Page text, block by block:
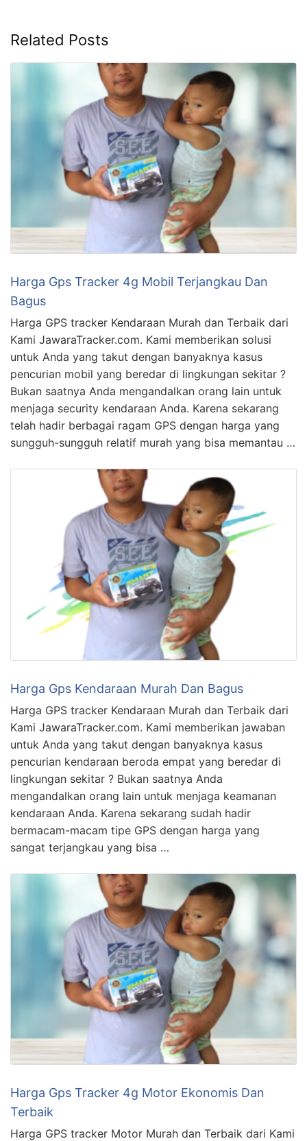
Related Posts
Harga Gps Tracker 4g Mobil Terjangkau Dan
Bagus
Harga GPS tracker Kendaraan Murah dan Terbaik dari
Kami JawaraTracker.com. Kami memberikan solusi
untuk Anda yang takut dengan banyaknya kasus
pencurian mobil yang beredar di lingkungan sekitar ?
Bukan saatnya Anda mengandalkan orang lain untuk
menjaga security kendaraan Anda. Karena sekarang
telah hadir berbagai ragam GPS dengan harga yang
sungguh-sungguh relatif murah yang bisa memantau …
Harga Gps Kendaraan Murah Dan Bagus
Harga GPS tracker Kendaraan Murah dan Terbaik dari
Kami JawaraTracker.com. Kami memberikan jawaban
untuk Anda yang takut dengan banyaknya kasus
pencurian kendaraan beroda empat yang beredar di
lingkungan sekitar ? Bukan saatnya Anda
mengandalkan orang lain untuk menjaga keamanan
kendaraan Anda. Karena sekarang sudah hadir
bermacam-macam tipe GPS dengan harga yang
sangat terjangkau yang bisa …
Harga Gps Tracker 4g Motor Ekonomis Dan
Terbaik
Harga GPS tracker Motor Murah dan Terbaik dari Kami